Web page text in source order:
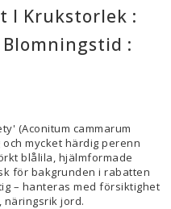
I Krukstorlek :
Blomningstid :
(Aconitum cammarum
mycket härdig perenn
blålila, hjälmformade
för bakgrunden i rabatten
– hanteras med försiktighet
näringsrik jord.